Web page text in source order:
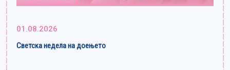
01.08.2026
Светска недела на доењето